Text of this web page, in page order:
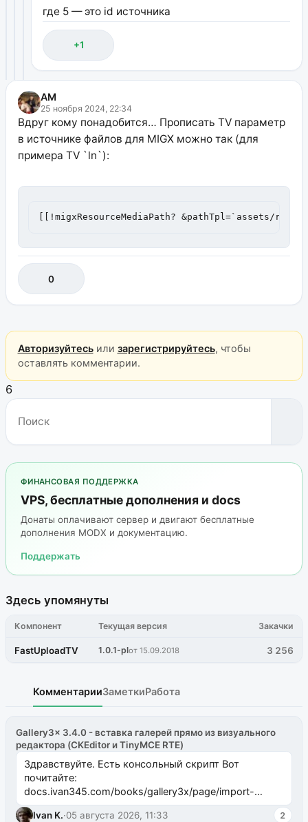
где 5 — это id источника
+1
AM
25 ноября 2024, 22:34
Вдруг кому понадобится… Прописать TV параметр
в источнике файлов для MIGX можно так (для
примера TV `ln`):
[[!migxResourceMediaPath? &pathTpl=`assets/
0
Авторизуйтесьили зарегистрируйтесь, чтобы
оставлять комментарии.
6
ФИНАНСОВАЯ ПОДДЕРЖКА
VPS, бесплатные дополнения и docs
Донаты оплачивают сервер и двигают бесплатные
дополнения MODX и документацию.
Поддержать
Здесь упомянуты
Компонент Текущая версия Закачки
FastUploadTV 1.0.1-plот 15.09.2018 3 256
КомментарииЗаметкиРабота
Gallery3x 3.4.0 - вставка галерей прямо из визуального
редактора (CKEditor и TinyMCE RTE)
Здравствуйте. Есть консольный скрипт Вот
почитайте:
docs.ivan345.com/books/gallery3x/page/import-
ms2galleryphp
Ivan K.·05 августа 2026, 11:33 2